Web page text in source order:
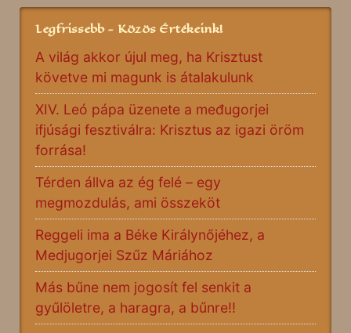
Legfrissebb - Közös Értékeink!
A világ akkor újul meg, ha Krisztust
követve mi magunk is átalakulunk
XIV. Leó pápa üzenete a međugorjei
ifjúsági fesztiválra: Krisztus az igazi öröm
forrása!
Térden állva az ég felé – egy
megmozdulás, ami összeköt
Reggeli ima a Béke Királynőjéhez, a
Medjugorjei Szűz Máriához
Más bűne nem jogosít fel senkit a
gyűlöletre, a haragra, a bűnre!!